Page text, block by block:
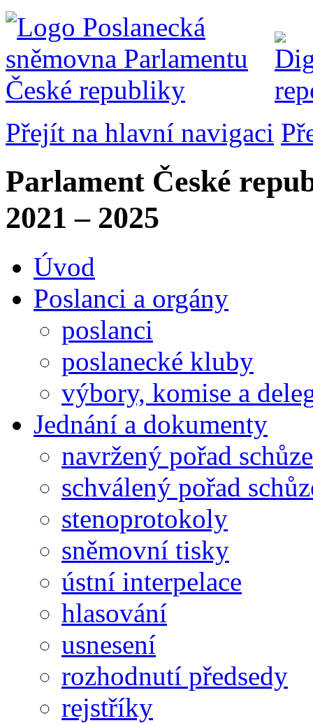
Přejít na hlavní navigaci
Parlament České
2021 – 2025
Úvod
Poslanci a orgány
poslanci
poslanecké kluby
výbory, komise a
Jednání a dokumenty
navržený pořad schůze
schválený pořad
stenoprotokoly
sněmovní tisky
ústní interpelace
hlasování
usnesení
rozhodnutí předsedy
rejstříky